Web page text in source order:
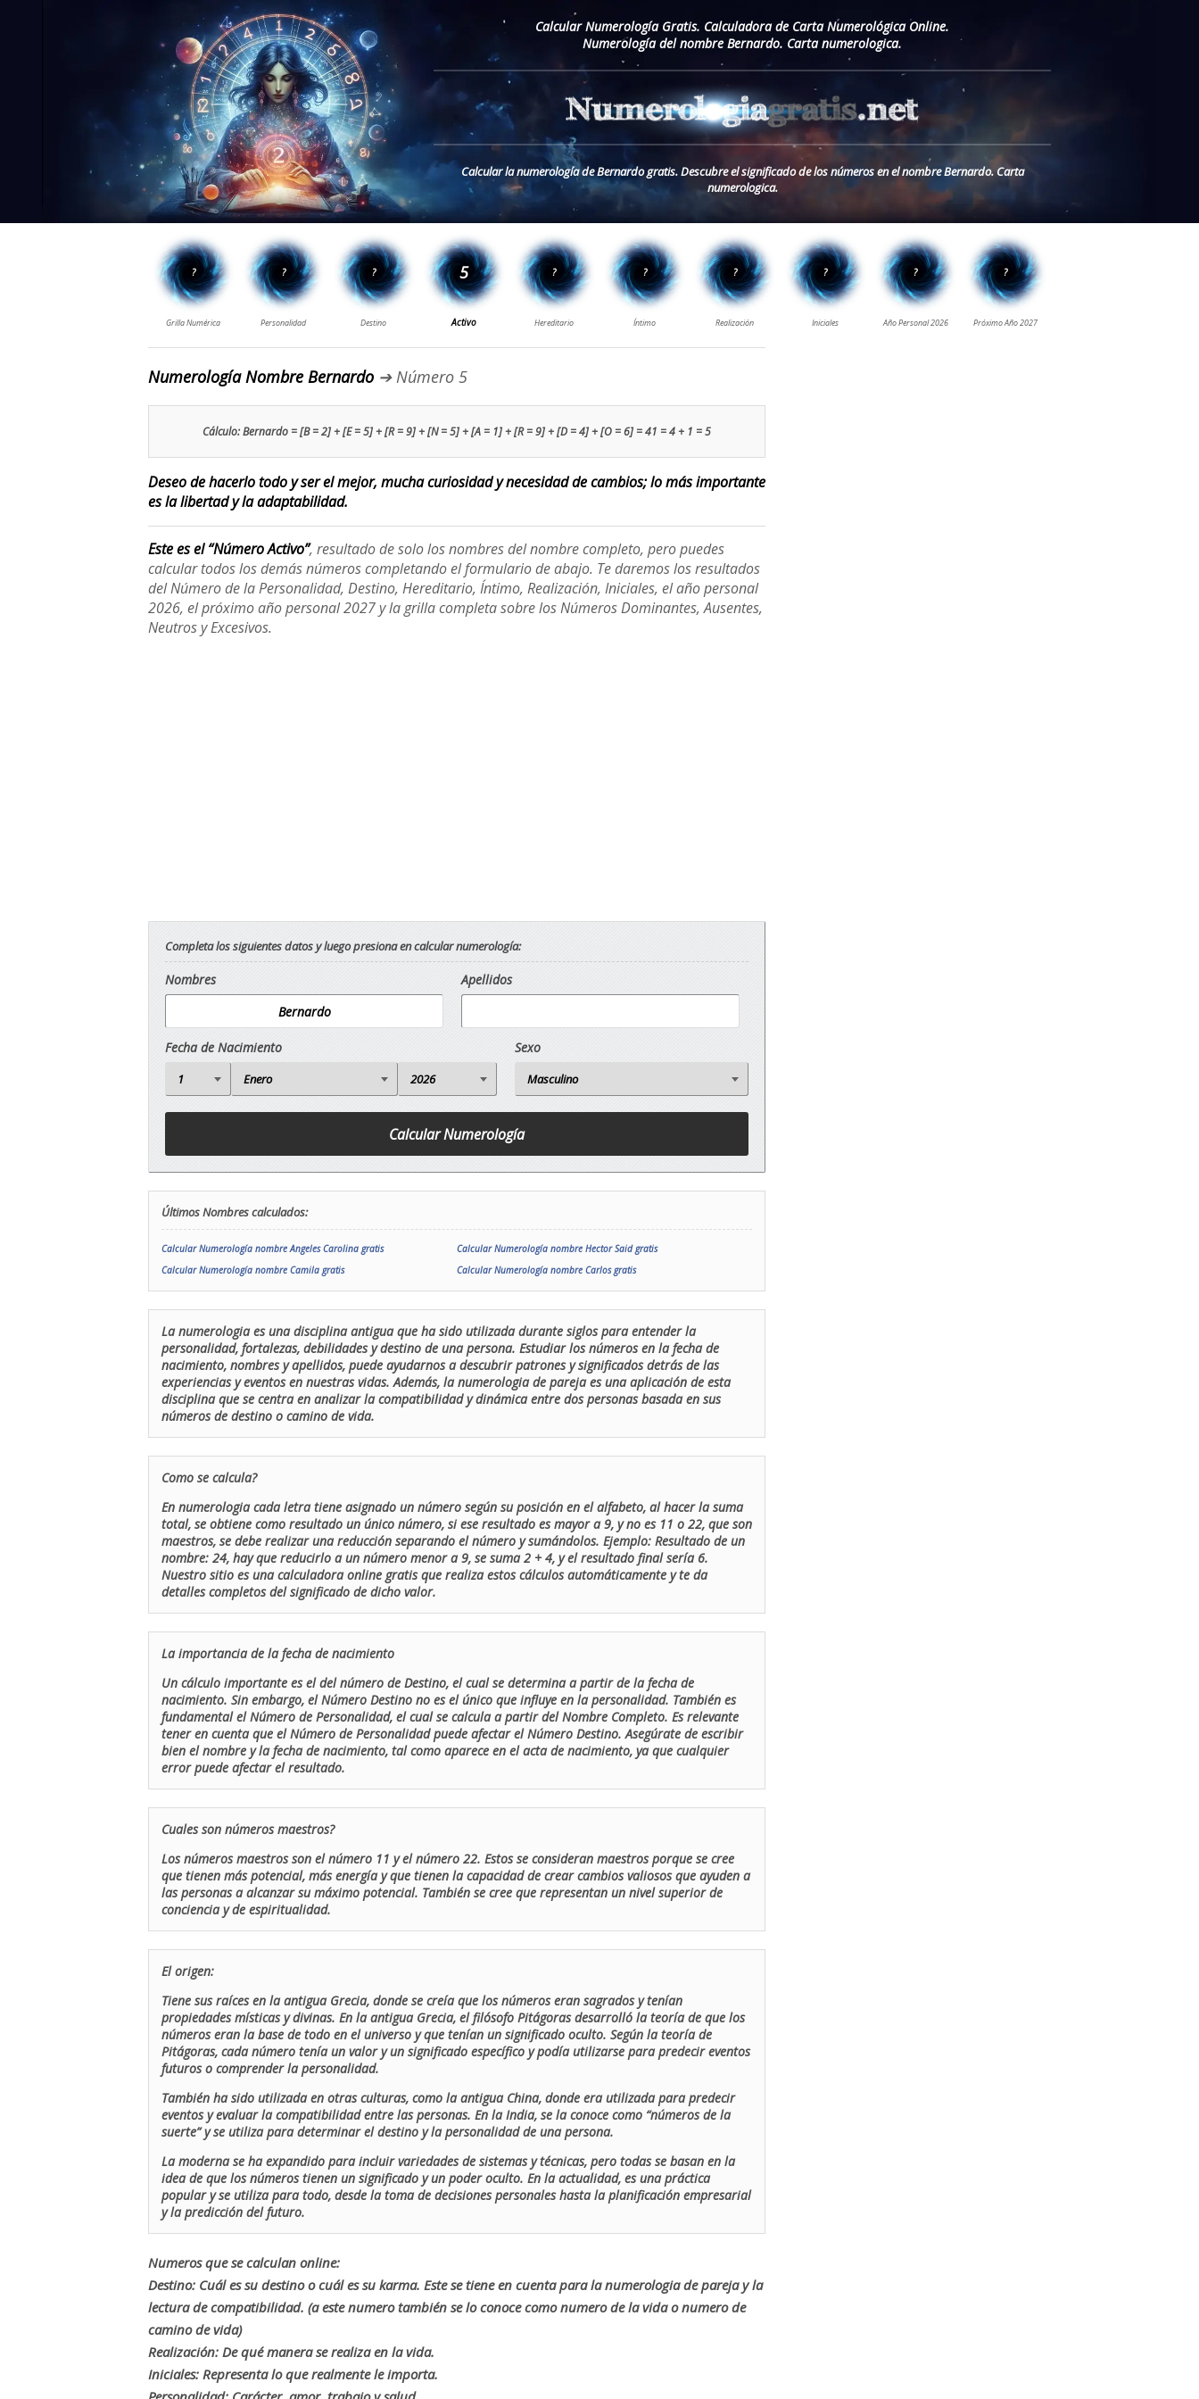
Calcular Numerología Gratis. Calculadora de Carta Numerológica Online.
Numerología del nombre Bernardo. Carta numerologica.
Calcular la numerología de Bernardo gratis. Descubre el significado de los números en el nombre Bernardo. Carta
numerologica.
Numerología Nombre Bernardo ➔ Número 5
Cálculo: Bernardo = [B = 2] + [E = 5] + [R = 9] + [N = 5] + [A = 1] + [R = 9] + [D = 4] + [O = 6] = 41 = 4 + 1 = 5
Deseo de hacerlo todo y ser el mejor, mucha curiosidad y necesidad de cambios; lo más importante
es la libertad y la adaptabilidad.
Este es el “Número Activo”, resultado de solo los nombres del nombre completo, pero puedes
calcular todos los demás números completando el formulario de abajo. Te daremos los resultados
del Número de la Personalidad, Destino, Hereditario, Íntimo, Realización, Iniciales, el año personal
2026, el próximo año personal 2027 y la grilla completa sobre los Números Dominantes, Ausentes,
Neutros y Excesivos.
Completa los siguientes datos y luego presiona en calcular numerología:
Nombres Apellidos
Fecha de Nacimiento Sexo
Últimos Nombres calculados:
Calcular Numerología nombre Angeles Carolina gratis
Calcular Numerología nombre Hector Said gratis
Calcular Numerología nombre Camila gratis
Calcular Numerología nombre Carlos gratis
La numerologia es una disciplina antigua que ha sido utilizada durante siglos para entender la
personalidad, fortalezas, debilidades y destino de una persona. Estudiar los números en la fecha de
nacimiento, nombres y apellidos, puede ayudarnos a descubrir patrones y significados detrás de las
experiencias y eventos en nuestras vidas. Además, la numerologia de pareja es una aplicación de esta
disciplina que se centra en analizar la compatibilidad y dinámica entre dos personas basada en sus
números de destino o camino de vida.
Como se calcula?
En numerologia cada letra tiene asignado un número según su posición en el alfabeto, al hacer la suma
total, se obtiene como resultado un único número, si ese resultado es mayor a 9, y no es 11 o 22, que son
maestros, se debe realizar una reducción separando el número y sumándolos. Ejemplo: Resultado de un
nombre: 24, hay que reducirlo a un número menor a 9, se suma 2 + 4, y el resultado final sería 6.
Nuestro sitio es una calculadora online gratis que realiza estos cálculos automáticamente y te da
detalles completos del significado de dicho valor.
La importancia de la fecha de nacimiento
Un cálculo importante es el del número de Destino, el cual se determina a partir de la fecha de
nacimiento. Sin embargo, el Número Destino no es el único que influye en la personalidad. También es
fundamental el Número de Personalidad, el cual se calcula a partir del Nombre Completo. Es relevante
tener en cuenta que el Número de Personalidad puede afectar el Número Destino. Asegúrate de escribir
bien el nombre y la fecha de nacimiento, tal como aparece en el acta de nacimiento, ya que cualquier
error puede afectar el resultado.
Cuales son números maestros?
Los números maestros son el número 11 y el número 22. Estos se consideran maestros porque se cree
que tienen más potencial, más energía y que tienen la capacidad de crear cambios valiosos que ayuden a
las personas a alcanzar su máximo potencial. También se cree que representan un nivel superior de
conciencia y de espiritualidad.
El origen:
Tiene sus raíces en la antigua Grecia, donde se creía que los números eran sagrados y tenían
propiedades místicas y divinas. En la antigua Grecia, el filósofo Pitágoras desarrolló la teoría de que los
números eran la base de todo en el universo y que tenían un significado oculto. Según la teoría de
Pitágoras, cada número tenía un valor y un significado específico y podía utilizarse para predecir eventos
futuros o comprender la personalidad.
También ha sido utilizada en otras culturas, como la antigua China, donde era utilizada para predecir
eventos y evaluar la compatibilidad entre las personas. En la India, se la conoce como “números de la
suerte” y se utiliza para determinar el destino y la personalidad de una persona.
La moderna se ha expandido para incluir variedades de sistemas y técnicas, pero todas se basan en la
idea de que los números tienen un significado y un poder oculto. En la actualidad, es una práctica
popular y se utiliza para todo, desde la toma de decisiones personales hasta la planificación empresarial
y la predicción del futuro.
Numeros que se calculan online:
Destino: Cuál es su destino o cuál es su karma. Este se tiene en cuenta para la numerologia de pareja y la
lectura de compatibilidad. (a este numero también se lo conoce como numero de la vida o numero de
camino de vida)
Realización: De qué manera se realiza en la vida.
Iniciales: Representa lo que realmente le importa.